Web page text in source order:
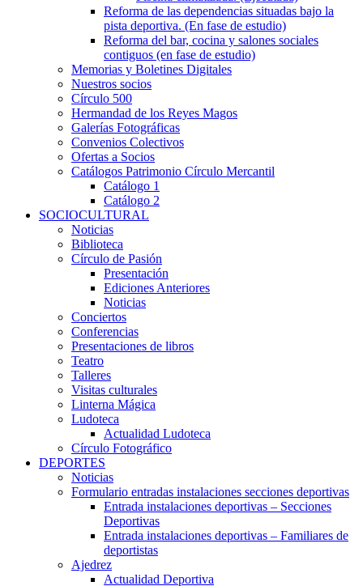
Reforma de las dependencias situadas bajo la
pista deportiva. (En fase de estudio)
Reforma del bar, cocina y salones sociales
contiguos (en fase de estudio)
Memorias y Boletines Digitales
Nuestros socios
Círculo 500
Hermandad de los Reyes Magos
Galerías Fotográficas
Convenios Colectivos
Ofertas a Socios
Catálogos Patrimonio Círculo Mercantil
Catálogo 1
Catálogo 2
SOCIOCULTURAL
Noticias
Biblioteca
Círculo de Pasión
Presentación
Ediciones Anteriores
Noticias
Conciertos
Conferencias
Presentaciones de libros
Teatro
Talleres
Visitas culturales
Linterna Mágica
Ludoteca
Actualidad Ludoteca
Círculo Fotográfico
DEPORTES
Noticias
Formulario entradas instalaciones secciones deportivas
Entrada instalaciones deportivas – Secciones
Deportivas
Entrada instalaciones deportivas – Familiares de
deportistas
Ajedrez
Actualidad Deportiva